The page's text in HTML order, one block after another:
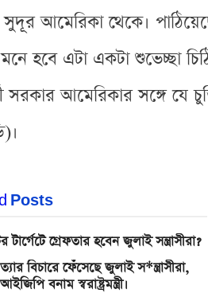
আমেরিকা থেকে।
মনে হবে এটা একটা শুভেচ্ছা
সরকার আমেরিকার সঙ্গে যে
Posts
টার্গেটে গ্রেফতার হবেন জুলাই সন্ত্রাসীরা?
বিচারে ফেঁসেছে জুলাই স*ন্ত্রাসীরা,
বনাম স্বরাষ্ট্রমন্ত্রী।